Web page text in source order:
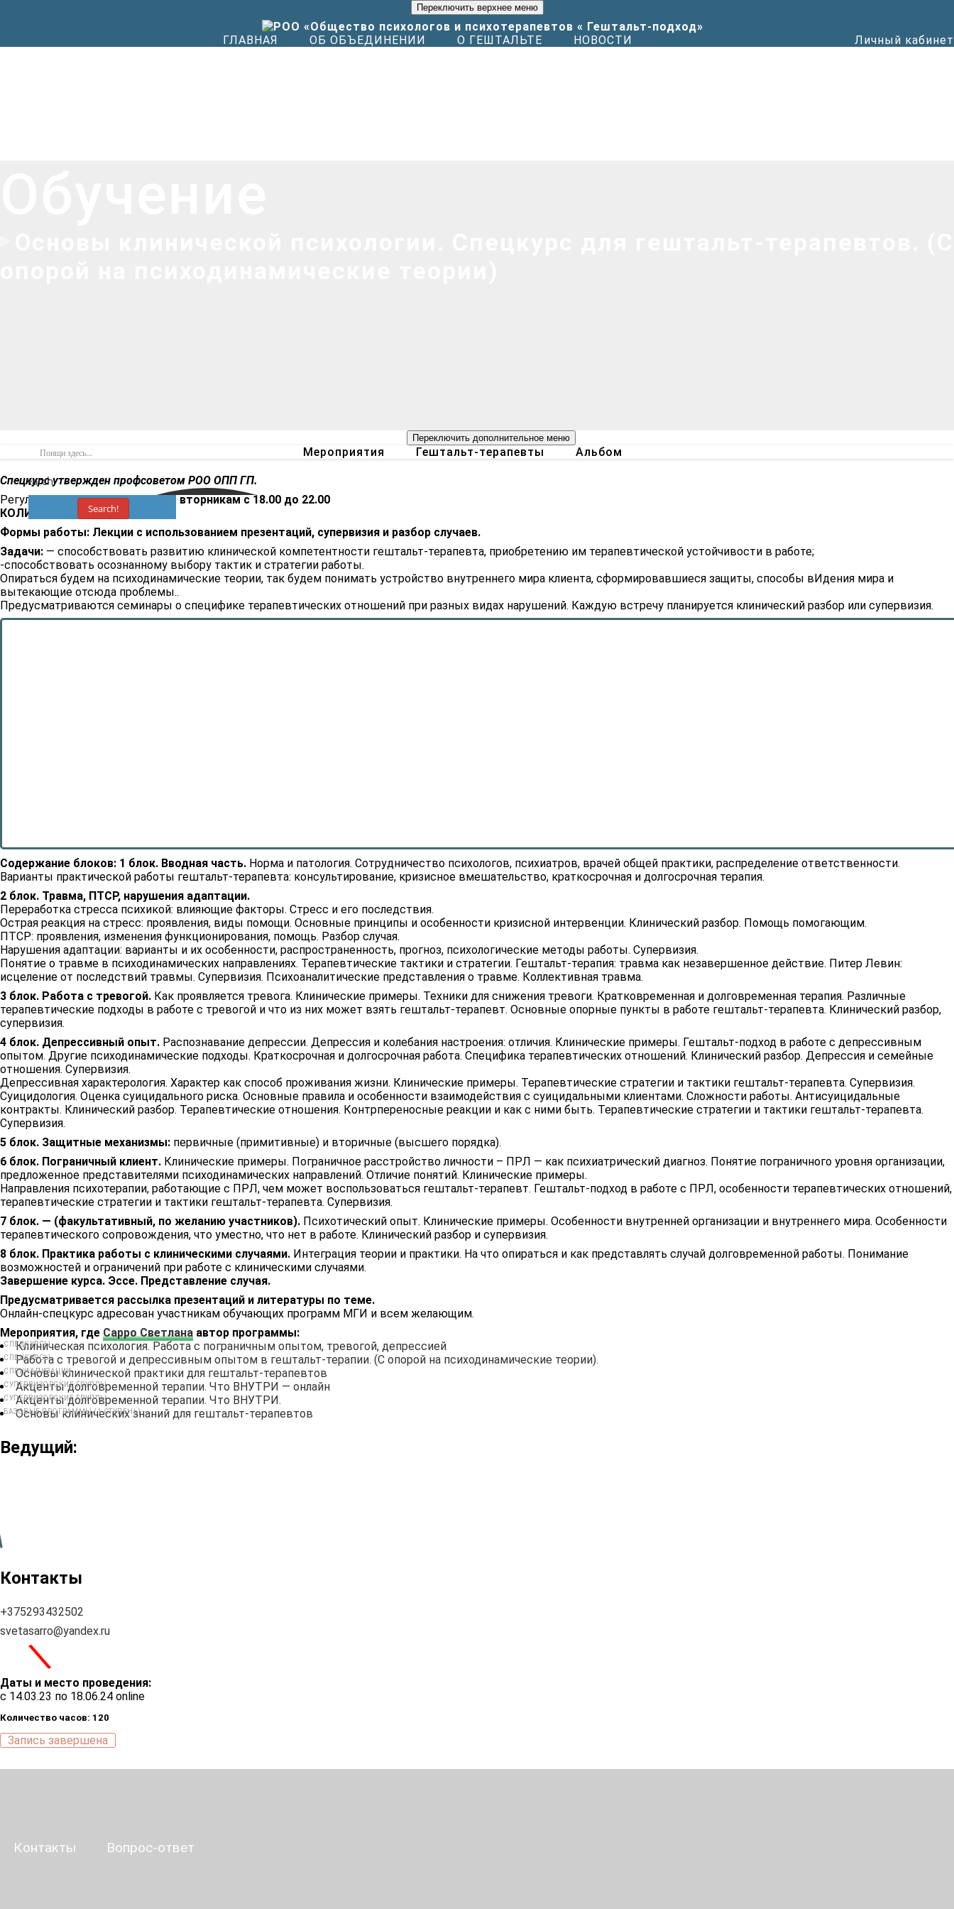
Переключить верхнее меню
ГЛАВНАЯ ОБ ОБЪЕДИНЕНИИ О ГЕШТАЛЬТЕ НОВОСТИ Личный кабинет
Переключить дополнительное меню
Search
Search!
Мероприятия Гештальт-терапевты Альбом
Спецкурс утвержден профсоветом РОО ОПП ГП.
Регулярность:2 раза в месяц по вторникам с 18.00 до 22.00
КОЛИЧЕСТВО ЧАСОВ: 120
Формы работы: Лекции с использованием презентаций, супервизия и разбор случаев.
Задачи: — способствовать развитию клинической компетентности гештальт-терапевта, приобретению им терапевтической устойчивости в работе;
-способствовать осознанному выбору тактик и стратегии работы.
Опираться будем на психодинамические теории, так будем понимать устройство внутреннего мира клиента, сформировавшиеся защиты, способы вИдения мира и
вытекающие отсюда проблемы..
Предусматриваются семинары о специфике терапевтических отношений при разных видах нарушений. Каждую встречу планируется клинический разбор или супервизия.
Содержание блоков: 1 блок. Вводная часть. Норма и патология. Сотрудничество психологов, психиатров, врачей общей практики, распределение ответственности.
Варианты практической работы гештальт-терапевта: консультирование, кризисное вмешательство, краткосрочная и долгосрочная терапия.
2 блок. Травма, ПТСР, нарушения адаптации.
Переработка стресса психикой: влияющие факторы. Стресс и его последствия.
Острая реакция на стресс: проявления, виды помощи. Основные принципы и особенности кризисной интервенции. Клинический разбор. Помощь помогающим.
ПТСР: проявления, изменения функционирования, помощь. Разбор случая.
Нарушения адаптации: варианты и их особенности, распространенность, прогноз, психологические методы работы. Супервизия.
Понятие о травме в психодинамических направлениях. Терапевтические тактики и стратегии. Гештальт-терапия: травма как незавершенное действие. Питер Левин:
исцеление от последствий травмы. Супервизия. Психоаналитические представления о травме. Коллективная травма.
3 блок. Работа с тревогой. Как проявляется тревога. Клинические примеры. Техники для снижения тревоги. Кратковременная и долговременная терапия. Различные
терапевтические подходы в работе с тревогой и что из них может взять гештальт-терапевт. Основные опорные пункты в работе гештальт-терапевта. Клинический разбор,
супервизия.
4 блок. Депрессивный опыт. Распознавание депрессии. Депрессия и колебания настроения: отличия. Клинические примеры. Гештальт-подход в работе с депрессивным
опытом. Другие психодинамические подходы. Краткосрочная и долгосрочная работа. Специфика терапевтических отношений. Клинический разбор. Депрессия и семейные
отношения. Супервизия.
Депрессивная характерология. Характер как способ проживания жизни. Клинические примеры. Терапевтические стратегии и тактики гештальт-терапевта. Супервизия.
Суицидология. Оценка суицидального риска. Основные правила и особенности взаимодействия с суицидальными клиентами. Сложности работы. Антисуицидальные
контракты. Клинический разбор. Терапевтические отношения. Контрпереносные реакции и как с ними быть. Терапевтические стратегии и тактики гештальт-терапевта.
Супервизия.
5 блок. Защитные механизмы: первичные (примитивные) и вторичные (высшего порядка).
6 блок. Пограничный клиент. Клинические примеры. Пограничное расстройство личности – ПРЛ — как психиатрический диагноз. Понятие пограничного уровня организации,
предложенное представителями психодинамических направлений. Отличие понятий. Клинические примеры.
Направления психотерапии, работающие с ПРЛ, чем может воспользоваться гештальт-терапевт. Гештальт-подход в работе с ПРЛ, особенности терапевтических отношений,
терапевтические стратегии и тактики гештальт-терапевта. Супервизия.
7 блок. — (факультативный, по желанию участников). Психотический опыт. Клинические примеры. Особенности внутренней организации и внутреннего мира. Особенности
терапевтического сопровождения, что уместно, что нет в работе. Клинический разбор и супервизия.
8 блок. Практика работы с клиническими случаями. Интеграция теории и практики. На что опираться и как представлять случай долговременной работы. Понимание
возможностей и ограничений при работе с клиническими случаями.
Завершение курса. Эссе. Представление случая.
Предусматривается рассылка презентаций и литературы по теме.
Онлайн-спецкурс адресован участникам обучающих программ МГИ и всем желающим.
Мероприятия, где Сарро Светлана автор программы:
Клиническая психология. Работа с пограничным опытом, тревогой, депрессией
СПЕЦКУРСЫ
Работа с тревогой и депрессивным опытом в гештальт-терапии. (С опорой на психодинамические теории).
СПЕЦКУРСЫ
Основы клинической практики для гештальт-терапевтов
СПЕЦИАЛИЗАЦИИ
Акценты долговременной терапии. Что ВНУТРИ — онлайн
СУПЕРВИЗОРСКИЕ ГРУППЫ
Акценты долговременной терапии. Что ВНУТРИ.
СУПЕРВИЗОРСКИЕ ГРУППЫ
Основы клинических знаний для гештальт-терапевтов
БАЗОВЫЕ ПРОГРАММЫ (1 СТУПЕНЬ)
Ведущий:
Контакты
+375293432502
svetasarro@yandex.ru
\
Даты и место проведения:
с 14.03.23 по 18.06.24 online
Количество часов: 120
Запись завершена
Контакты Вопрос-ответ